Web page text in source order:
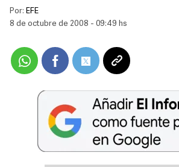
Por: EFE
8 de octubre de 2008 - 09:49 hs